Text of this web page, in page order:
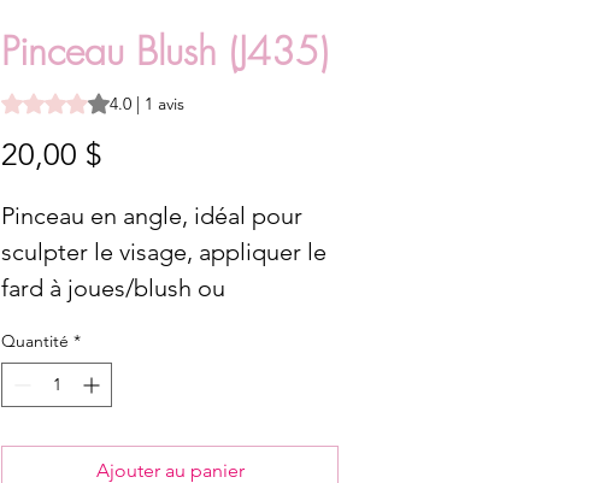
Pinceau Blush (J435)
La note est de 4.0 sur cinq étoiles selon 1 avis
4.0 | 1 avis
20,00 $
Pinceau en angle, idéal pour
sculpter le visage, appliquer le
fard à joues/blush ou
Quantité *
Ajouter au panier